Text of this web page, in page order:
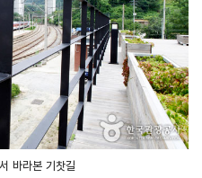
바라본 기찻길